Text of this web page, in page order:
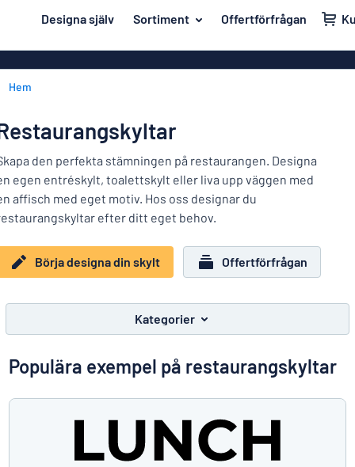
innehålletDesigna själv Sortiment Offertförfrågan
Hus och hem
Kontor & arbetsplats
Namnskyltar
Dekaler
Branscher
Uppmärkning
Trafik och fordon
Banderoller
Graverade
Hittar du inte det du söker? Börja designa din skylt
Mest
populära
Material
Hus
och
&
arbetsplats
Visa alla kategorier
din skylt
Hem
den perfekta stämningen på restaurangen. Designa
egen entréskylt, toalettskylt eller liva upp väggen med
affisch med eget motiv. Hos oss designar du
efter ditt eget behov.
Börja designa din skylt Offertförfrågan
Kategorier
Populära exempel på restaurangskyltar